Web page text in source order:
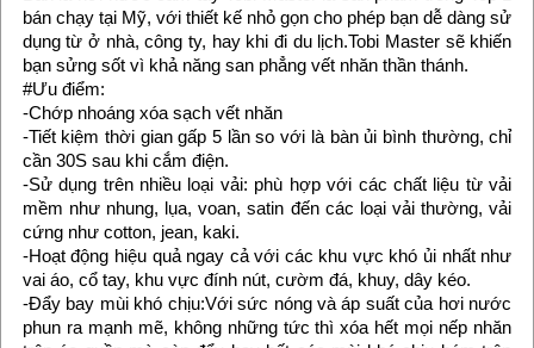
bán chạy tại Mỹ, với thiết kế nhỏ gọn cho phép bạn dễ dàng sử
dụng từ ở nhà, công ty, hay khi đi du lịch.Tobi Master sẽ khiến
bạn sửng sốt vì khả năng san phẳng vết nhăn thần thánh.
#Ưu điểm:
-Chớp nhoáng xóa sạch vết nhăn
-Tiết kiệm thời gian gấp 5 lần so với là bàn ủi bình thường, chỉ
cần 30S sau khi cắm điện.
-Sử dụng trên nhiều loại vải: phù hợp với các chất liệu từ vải
mềm như nhung, lụa, voan, satin đến các loại vải thường, vải
cứng như cotton, jean, kaki.
-Hoạt động hiệu quả ngay cả với các khu vực khó ủi nhất như
vai áo, cổ tay, khu vực đính nút, cườm đá, khuy, dây kéo.
-Đẩy bay mùi khó chịu:Với sức nóng và áp suất của hơi nước
phun ra mạnh mẽ, không những tức thì xóa hết mọi nếp nhăn